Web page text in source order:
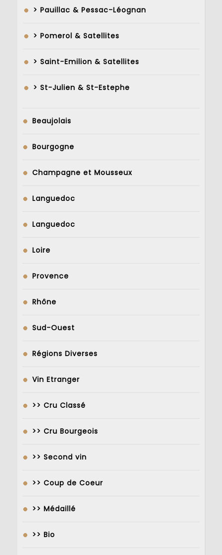
> Pauillac & Pessac-Léognan
> Pomerol & Satellites
> Saint-Emilion & Satellites
> St-Julien & St-Estephe
Beaujolais
Bourgogne
Champagne et Mousseux
Languedoc
Languedoc
Loire
Provence
Rhône
Sud-Ouest
Régions Diverses
Vin Etranger
>> Cru Classé
>> Cru Bourgeois
>> Second vin
>> Coup de Coeur
>> Médaillé
>> Bio